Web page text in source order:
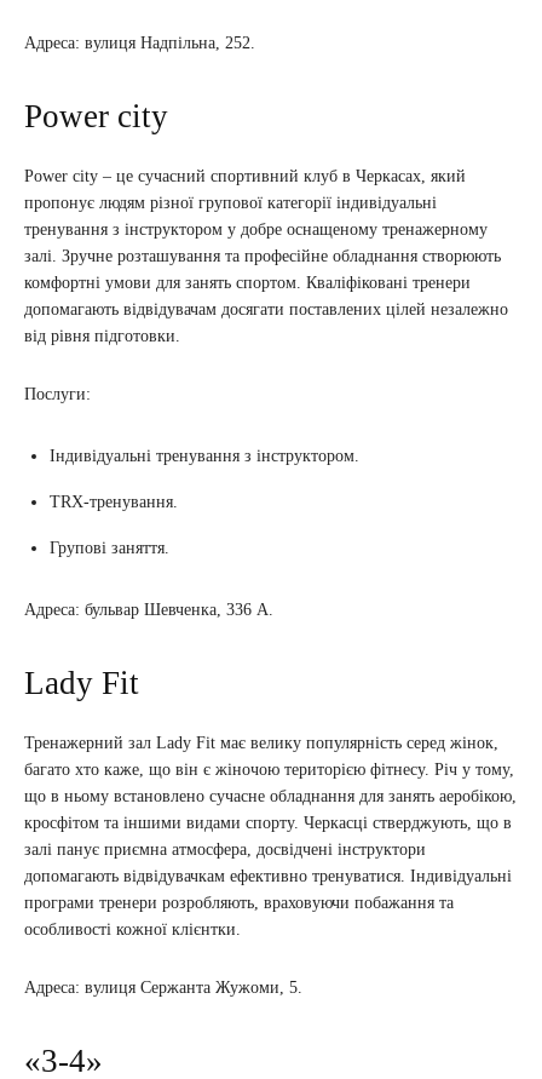
Адреса: вулиця Надпільна, 252.
Power city
Power city – це сучасний спортивний клуб в Черкасах, який
пропонує людям різної групової категорії індивідуальні
тренування з інструктором у добре оснащеному тренажерному
залі. Зручне розташування та професійне обладнання створюють
комфортні умови для занять спортом. Кваліфіковані тренери
допомагають відвідувачам досягати поставлених цілей незалежно
від рівня підготовки.
Послуги:
Індивідуальні тренування з інструктором.
TRX-тренування.
Групові заняття.
Адреса: бульвар Шевченка, 336 А.
Lady Fit
Тренажерний зал Lady Fit має велику популярність серед жінок,
багато хто каже, що він є жіночою територією фітнесу. Річ у тому,
що в ньому встановлено сучасне обладнання для занять аеробікою,
кросфітом та іншими видами спорту. Черкасці стверджують, що в
залі панує приємна атмосфера, досвідчені інструктори
допомагають відвідувачкам ефективно тренуватися. Індивідуальні
програми тренери розробляють, враховуючи побажання та
особливості кожної клієнтки.
Адреса: вулиця Сержанта Жужоми, 5.
«3-4»